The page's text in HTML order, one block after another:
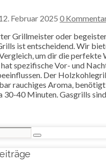
Februar 2025 0
Grillmeister oder
ist entscheidend. Wir
um dir die perfekte
spezifische Vor- und
Der
rauchiges Aroma,
30-40 Minuten. Gasgrills